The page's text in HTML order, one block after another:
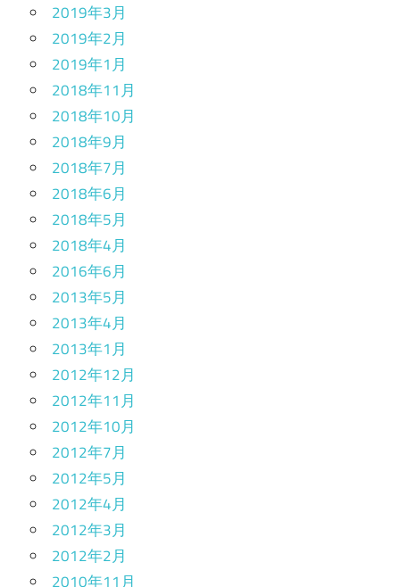
2019年3月
2019年2月
2019年1月
2018年11月
2018年10月
2018年9月
2018年7月
2018年6月
2018年5月
2018年4月
2016年6月
2013年5月
2013年4月
2013年1月
2012年12月
2012年11月
2012年10月
2012年7月
2012年5月
2012年4月
2012年3月
2012年2月
2010年11月